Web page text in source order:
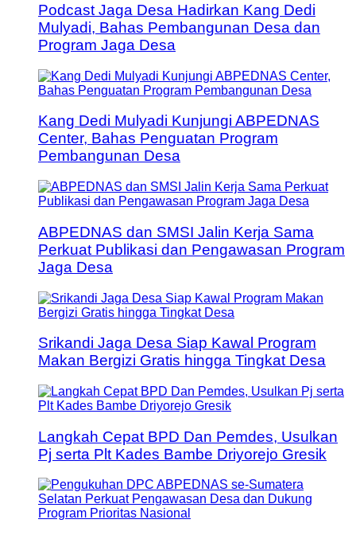
Podcast Jaga Desa Hadirkan Kang Dedi
Mulyadi, Bahas Pembangunan Desa dan
Program Jaga Desa
Kang Dedi Mulyadi Kunjungi ABPEDNAS
Center, Bahas Penguatan Program
Pembangunan Desa
ABPEDNAS dan SMSI Jalin Kerja Sama
Perkuat Publikasi dan Pengawasan Program
Jaga Desa
Srikandi Jaga Desa Siap Kawal Program
Makan Bergizi Gratis hingga Tingkat Desa
Langkah Cepat BPD Dan Pemdes, Usulkan
Pj serta Plt Kades Bambe Driyorejo Gresik